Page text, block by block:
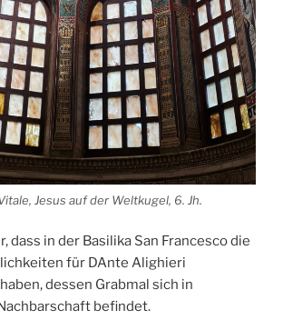
Jesus auf der Weltkugel, 6. Jh.
dass in der Basilika San Francesco die
für DAnte Alighieri
dessen Grabmal sich in
befindet.